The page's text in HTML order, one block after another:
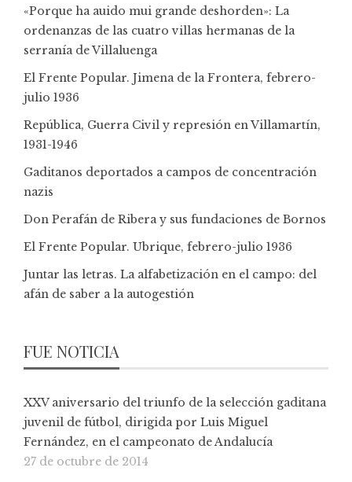
«Porque ha auido mui grande deshorden»: La
ordenanzas de las cuatro villas hermanas de la
serranía de Villaluenga
El Frente Popular. Jimena de la Frontera, febrero-
julio 1936
República, Guerra Civil y represión en Villamartín,
1931-1946
Gaditanos deportados a campos de concentración
nazis
Don Perafán de Ribera y sus fundaciones de Bornos
El Frente Popular. Ubrique, febrero-julio 1936
Juntar las letras. La alfabetización en el campo: del
afán de saber a la autogestión
FUE NOTICIA
XXV aniversario del triunfo de la selección gaditana
juvenil de fútbol, dirigida por Luis Miguel
Fernández, en el campeonato de Andalucía
27 de octubre de 2014